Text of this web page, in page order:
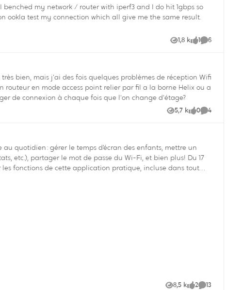
1,8 k
Vues 1
like 6
de connexion à chaque fois que l'on change d'étage?
5,7 k
Vues 0
like 4
quotidien : gérer le temps d’écran des enfants, mettre un
partager le mot de passe du Wi-Fi, et bien plus! Du 17
les fonctions de cette application pratique, incluse dans tout
8,5 k 2 13